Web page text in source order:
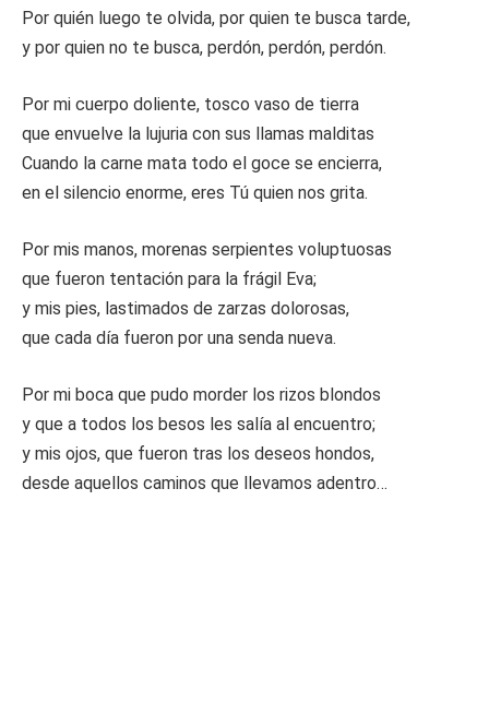
Por quién luego te olvida, por quien te busca tarde,
y por quien no te busca, perdón, perdón, perdón.
Por mi cuerpo doliente, tosco vaso de tierra
que envuelve la lujuria con sus llamas malditas
Cuando la carne mata todo el goce se encierra,
en el silencio enorme, eres Tú quien nos grita.
Por mis manos, morenas serpientes voluptuosas
que fueron tentación para la frágil Eva;
y mis pies, lastimados de zarzas dolorosas,
que cada día fueron por una senda nueva.
Por mi boca que pudo morder los rizos blondos
y que a todos los besos les salía al encuentro;
y mis ojos, que fueron tras los deseos hondos,
desde aquellos caminos que llevamos adentro…